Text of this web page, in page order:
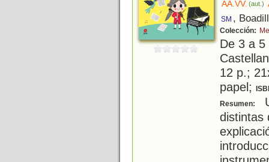
AA.VV. (aut.)
SM ,
Colección:
De 3 a
12 p.;
papel;
Resumen:
distintas